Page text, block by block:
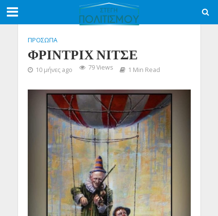
ΠΡΟΣΩΠΑ
ΦΡΙΝΤΡΙΧ ΝΙΤΣΕ
10 μήνες ago 79 Views 1 Min Read